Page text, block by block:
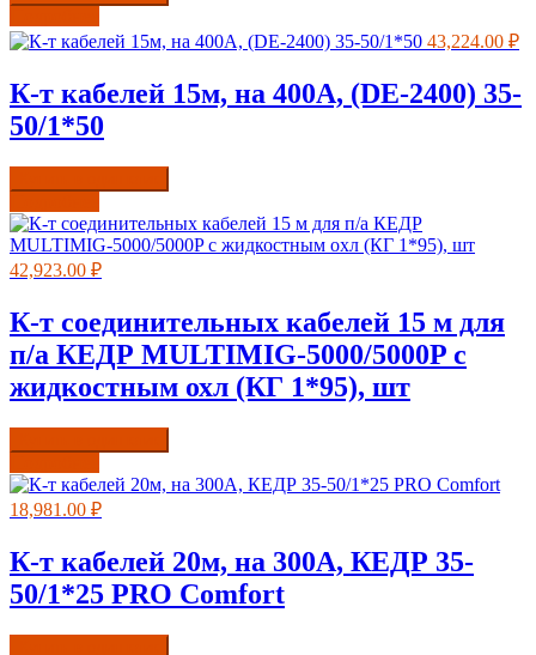
43,224.00 ₽
К-т кабелей 15м, на 400А, (DE-2400) 35-
50/1*50
42,923.00 ₽
К-т соединительных кабелей 15 м для
п/а КЕДР MULTIMIG-5000/5000P с
жидкостным охл (КГ 1*95), шт
18,981.00 ₽
К-т кабелей 20м, на 300А, КЕДР 35-
50/1*25 PRO Comfort